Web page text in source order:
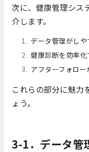
次に、健康管理シス
介します。
データ管理がしや
健康診断を効率化
アフターフォロー
これらの部分に魅力
ょう。
3-1．データ管